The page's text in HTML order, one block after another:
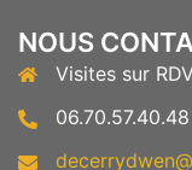
NOUS
Visites sur
06.70.57.40.48